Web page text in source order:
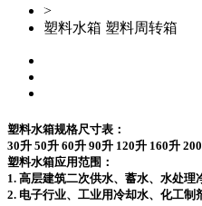
>
塑料水箱 塑料周转箱
塑料水箱规格尺寸表：
30升 50升 60升 90升 120升 160升
塑料水箱应用范围：
1. 高层建筑二次供水、蓄水、水处
2. 电子行业、工业用冷却水、化工